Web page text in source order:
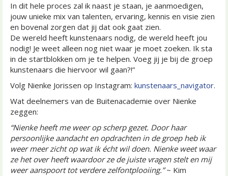
In dit hele proces zal ik naast je staan, je aanmoedigen,
jouw unieke mix van talenten, ervaring, kennis en visie zien
en bovenal zorgen dat jij dat ook gaat zien.
De wereld heeft kunstenaars nodig, de wereld heeft jou
nodig! Je weet alleen nog niet waar je moet zoeken. Ik sta
in de startblokken om je te helpen. Voeg jij je bij de groep
kunstenaars die hiervoor wil gaan?!”
Volg Nienke Jorissen op Instagram: kunstenaars_navigator.
Wat deelnemers van de Buitenacademie over Nienke
zeggen:
“Nienke heeft me weer op scherp gezet. Door haar
persoonlijke aandacht en opdrachten in de groep heb ik
weer meer zicht op wat ik écht wil doen. Nienke weet waar
ze het over heeft waardoor ze de juiste vragen stelt en mij
weer aanspoort tot verdere zelfontplooiing.”~ Kim